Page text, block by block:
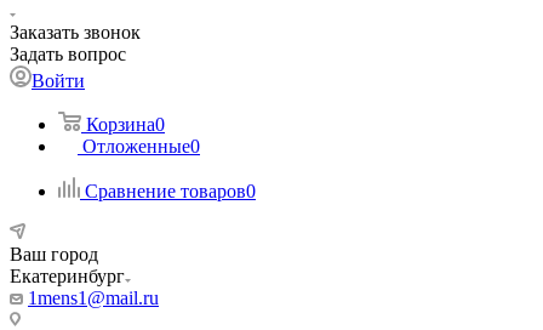
Заказать звонок
Задать вопрос
Войти
Корзина0
Отложенные0
Сравнение товаров0
Ваш город
Екатеринбург
1mens1@mail.ru